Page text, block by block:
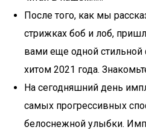
После того, как мы
стрижках боб и лоб,
вами еще одной стильной
хитом 2021 года.
На сегодняшний день
самых прогрессивных
белоснежной улыбки.